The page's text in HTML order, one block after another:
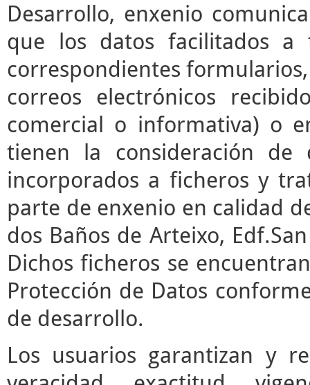
Desarrollo, enxenio
que los datos facilitados
correspondientes
correos electrónicos
comercial o informativa) o
tienen la consideración de
incorporados a ficheros y
parte de enxenio en calidad
dos Baños de Arteixo,
Dichos ficheros se
Protección de Datos
de desarrollo.
Los usuarios garantizan y